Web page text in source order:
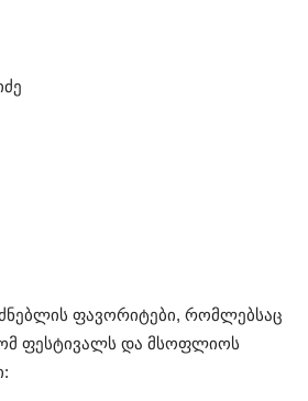
ფავორიტები, რომლებსაც
ფესტივალს და მსოფლიოს